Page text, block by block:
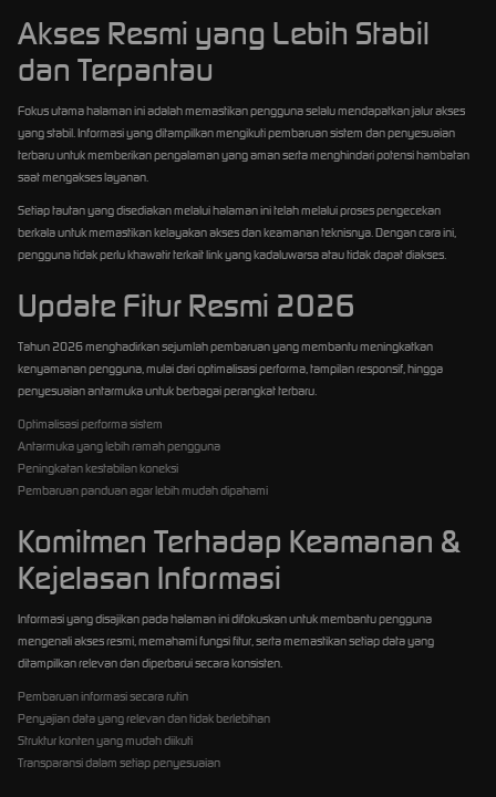
Akses Resmi yang Lebih Stabil
dan Terpantau
Fokus utama halaman ini adalah memastikan pengguna selalu mendapatkan jalur akses
yang stabil. Informasi yang ditampilkan mengikuti pembaruan sistem dan penyesuaian
terbaru untuk memberikan pengalaman yang aman serta menghindari potensi hambatan
saat mengakses layanan.
Setiap tautan yang disediakan melalui halaman ini telah melalui proses pengecekan
berkala untuk memastikan kelayakan akses dan keamanan teknisnya. Dengan cara ini,
pengguna tidak perlu khawatir terkait link yang kadaluwarsa atau tidak dapat diakses.
Update Fitur Resmi 2026
Tahun 2026 menghadirkan sejumlah pembaruan yang membantu meningkatkan
kenyamanan pengguna, mulai dari optimalisasi performa, tampilan responsif, hingga
penyesuaian antarmuka untuk berbagai perangkat terbaru.
Optimalisasi performa sistem
Antarmuka yang lebih ramah pengguna
Peningkatan kestabilan koneksi
Pembaruan panduan agar lebih mudah dipahami
Komitmen Terhadap Keamanan &
Kejelasan Informasi
Informasi yang disajikan pada halaman ini difokuskan untuk membantu pengguna
mengenali akses resmi, memahami fungsi fitur, serta memastikan setiap data yang
ditampilkan relevan dan diperbarui secara konsisten.
Pembaruan informasi secara rutin
Penyajian data yang relevan dan tidak berlebihan
Struktur konten yang mudah diikuti
Transparansi dalam setiap penyesuaian